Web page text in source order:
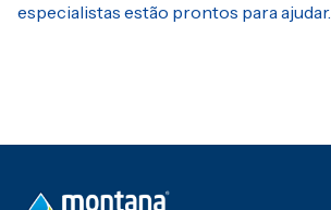
especialistas estão prontos para ajudar.